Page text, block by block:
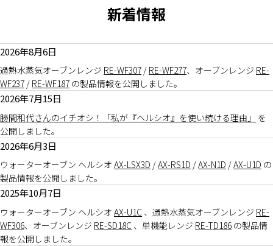
新着情報
2026年8月6日
過熱水蒸気オーブンレンジ RE-WF307 / RE-WF277、オーブンレンジ RE-
WF237 / RE-WF187 の製品情報を公開しました。
2026年7月15日
勝間和代さんのイチオシ！「私が『ヘルシオ』を使い続ける理由」
を
公開しました。
2026年6月3日
ウォーターオーブン ヘルシオ AX-LSX3D /AX-RS1D /AX-N1D /AX-U1D の
製品情報を公開しました。
2025年10月7日
ウォーターオーブン ヘルシオ AX-U1C 、過熱水蒸気オーブンレンジ RE-
WF306、オーブンレンジ RE-SD18C 、単機能レンジ RE-TD186 の製品情
報を公開しました。